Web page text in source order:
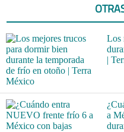
Los
|
a